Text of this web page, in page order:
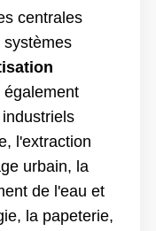
centrales
systèmes
l'extraction
urbain, la
de l'eau et
la papeterie,